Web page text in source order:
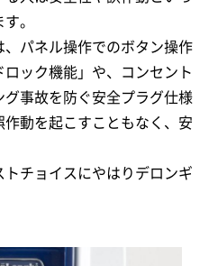
。
、パネル操作でのボタン操作
ック機能」や、コンセント
グ事故を防ぐ安全プラグ仕様
動を起こすこともなく、安
チョイスにやはりデロンギ